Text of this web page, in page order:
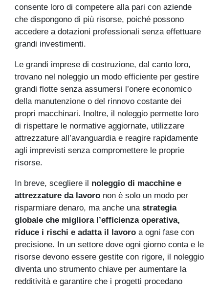
consente loro di competere alla pari con aziende
che dispongono di più risorse, poiché possono
accedere a dotazioni professionali senza effettuare
grandi investimenti.
Le grandi imprese di costruzione, dal canto loro,
trovano nel noleggio un modo efficiente per gestire
grandi flotte senza assumersi l’onere economico
della manutenzione o del rinnovo costante dei
propri macchinari. Inoltre, il noleggio permette loro
di rispettare le normative aggiornate, utilizzare
attrezzature all’avanguardia e reagire rapidamente
agli imprevisti senza compromettere le proprie
risorse.
In breve, scegliere il noleggio di macchine e
attrezzature da lavoro non è solo un modo per
risparmiare denaro, ma anche una strategia
globale che migliora l’efficienza operativa,
riduce i rischi e adatta il lavoro a ogni fase con
precisione. In un settore dove ogni giorno conta e le
risorse devono essere gestite con rigore, il noleggio
diventa uno strumento chiave per aumentare la
redditività e garantire che i progetti procedano